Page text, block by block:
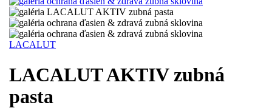
LACALUT
LACALUT AKTIV zubná
pasta